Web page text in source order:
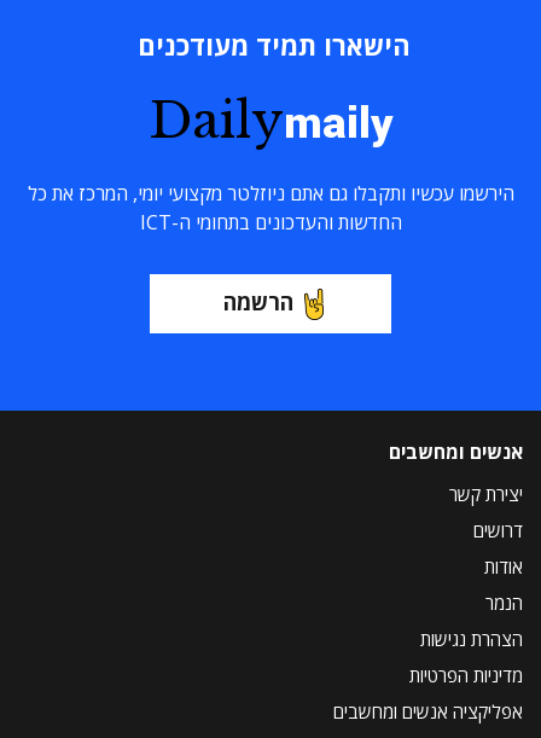
הישארו תמיד מעודכנים
Dailymaily
הירשמו עכשיו ותקבלו גם אתם ניוזלטר מקצועי יומי, המרכז את כל
החדשות והעדכונים בתחומי ה-ICT
הרשמה
אנשים ומחשבים
יצירת קשר
דרושים
אודות
הנמר
הצהרת נגישות
מדיניות הפרטיות
אפליקציה אנשים ומחשבים